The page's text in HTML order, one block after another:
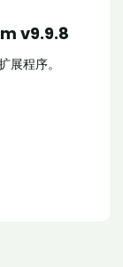
v9.9.8
程序。